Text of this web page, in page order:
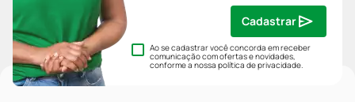
Ao se cadastrar você concorda em receber
comunicação com ofertas e novidades,
conforme a nossapolítica de privacidade.
Cadastrar